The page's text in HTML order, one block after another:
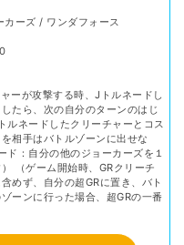
カーズ / ワンダフォース
ーが攻撃する時、Jトルネードし
たら、次の自分のターンのはじ
ルネードしたクリーチャーとコス
を相手はバトルゾーンに出せな
ド：自分の他のジョーカーズを１
（ゲーム開始時、GRクリーチ
めず、自分の超GRに置き、バト
ーンに行った場合、超GRの一番